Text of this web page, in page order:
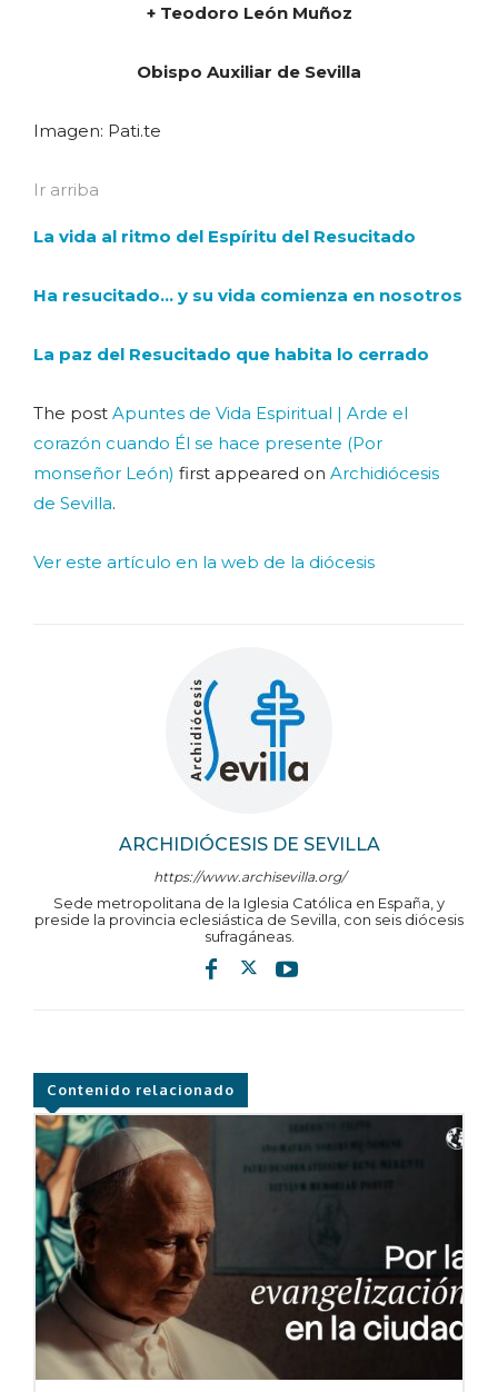
ARCHIDIÓCESIS DE SEVILLA
https://www.archisevilla.org/
Sede metropolitana de la Iglesia Católica en España, y
preside la provincia eclesiástica de Sevilla, con seis diócesis
sufragáneas.
+ Teodoro León Muñoz
Obispo Auxiliar de Sevilla
Imagen: Pati.te
Ir arriba
La vida al ritmo del Espíritu del Resucitado
Ha resucitado… y su vida comienza en nosotros
La paz del Resucitado que habita lo cerrado
The post Apuntes de Vida Espiritual | Arde el
corazón cuando Él se hace presente (Por
monseñor León) first appeared on Archidiócesis
de Sevilla.
Ver este artículo en la web de la diócesis
Contenido relacionado